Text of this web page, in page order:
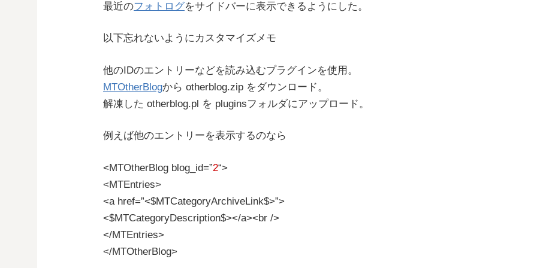
最近のフォトログをサイドバーに表示できるようにした。
以下忘れないようにカスタマイズメモ
他のIDのエントリーなどを読み込むプラグインを使用。
MTOtherBlogから otherblog.zip をダウンロード。
解凍した otherblog.pl を pluginsフォルダにアップロード。
例えば他のエントリーを表示するのなら
<MTOtherBlog blog_id=”2“>
<MTEntries>
<a href=”<$MTCategoryArchiveLink$>”>
<$MTCategoryDescription$></a><br />
</MTEntries>
</MTOtherBlog>